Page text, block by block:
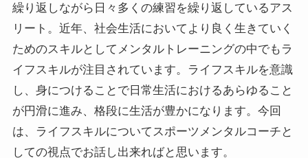
繰り返しながら日々多くの練習を繰り返しているアス
リート。近年、社会生活においてより良く生きていく
ためのスキルとしてメンタルトレーニングの中でもラ
イフスキルが注目されています。ライフスキルを意識
し、身につけることで日常生活におけるあらゆること
が円滑に進み、格段に生活が豊かになります。今回
は、ライフスキルについてスポーツメンタルコーチと
しての視点でお話し出来ればと思います。